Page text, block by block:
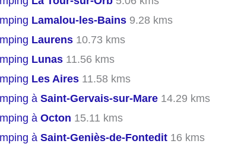
Lamalou-les-Bains 9.28 kms
Laurens 10.73 kms
Lunas 11.56 kms
Les Aires 11.58 kms
à Saint-Gervais-sur-Mare 14.29 kms
à Octon 15.11 kms
à Saint-Geniès-de-Fontedit 16 kms